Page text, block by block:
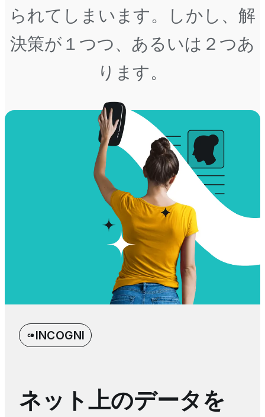
られてしまいます。しかし、解
決策が１つつ、あるいは２つあ
ります。
INCOGNI
ネット上のデータを